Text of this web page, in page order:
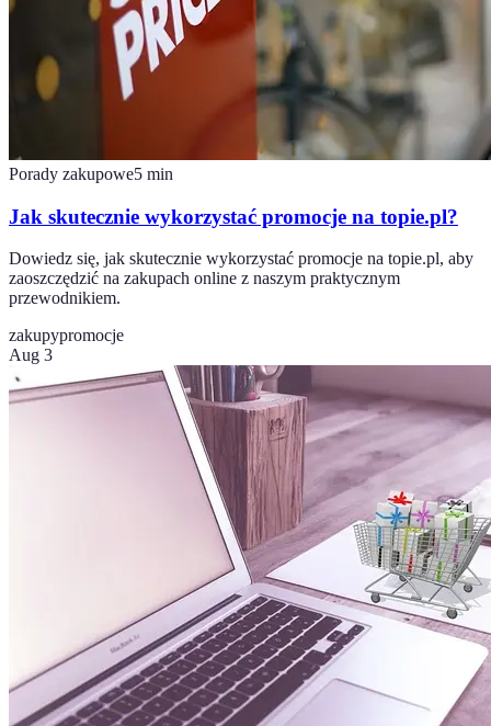
Porady zakupowe5 min
Jak skutecznie wykorzystać promocje na topie.pl?
Dowiedz się, jak skutecznie wykorzystać promocje na topie.pl, aby
zaoszczędzić na zakupach online z naszym praktycznym
przewodnikiem.
zakupypromocje
Aug 3